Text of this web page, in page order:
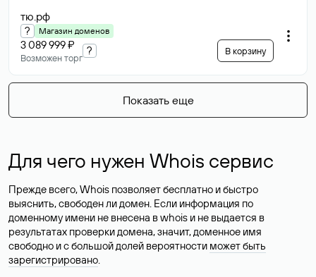
тю.рф
? Магазин доменов
3 089 999 ₽
Возможен торг
? В корзину
Показать еще
Для чего нужен Whois сервис
Прежде всего, Whois позволяет бесплатно и быстро
выяснить, свободен ли домен. Если информация по
доменному имени не внесена в whois и не выдается в
результатах проверки домена, значит, доменное имя
свободно и с большой долей вероятности может быть
зарегистрировано.